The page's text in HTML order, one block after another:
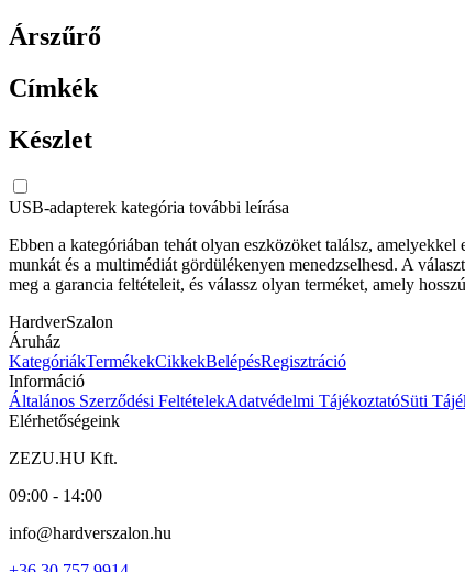
Árszűrő
Címkék
Készlet
USB-adapterek kategória további leírása
Ebben a kategóriában tehát olyan eszközöket találsz,
munkát és a multimédiát gördülékenyen menedzselhesd. A
meg a garancia feltételeit, és válassz olyan terméket, amely
HardverSzalon
Áruház
KategóriákTermékekCikkekBelépésRegisztráció
Információ
Általános Szerződési FeltételekAdatvédelmi TájékoztatóSüti
Elérhetőségeink
ZEZU.HU Kft.
09:00 - 14:00
info@hardverszalon.hu